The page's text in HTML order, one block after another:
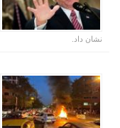
نشان داد.